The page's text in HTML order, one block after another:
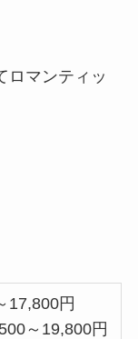
ロマンティッ
17,800円
～19,800円